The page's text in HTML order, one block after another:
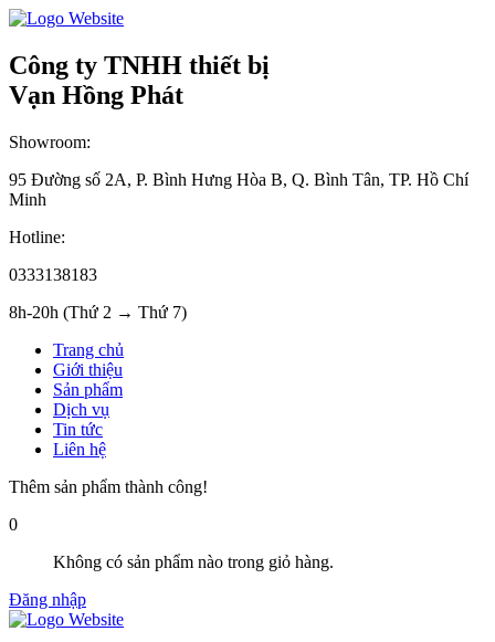
Công ty TNHH thiết bị
Vạn Hồng Phát
Showroom:
95 Đường số 2A, P. Bình Hưng Hòa B, Q. Bình Tân, TP. Hồ Chí
Minh
Hotline:
0333138183
8h-20h (Thứ 2 → Thứ 7)
Trang chủ
Giới thiệu
Sản phẩm
Dịch vụ
Tin tức
Liên hệ
Thêm sản phẩm thành công!
0
Không có sản phẩm nào trong giỏ hàng.
Đăng nhập